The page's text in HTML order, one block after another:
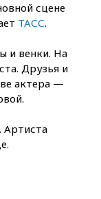
сцене
ТАСС.
и венки. На
Друзья и
актера —
Артиста